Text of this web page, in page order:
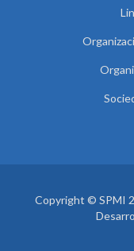
Copyright © SPMI